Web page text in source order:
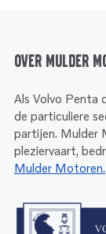
Over Mulder
Als Volvo Penta
de particuliere
partijen. Mulder
pleziervaart,
Mulder Motoren.